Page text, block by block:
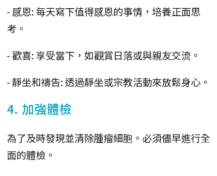
- 感恩: 每天寫下值得感恩的事情，培養正面思
考。
- 歡喜: 享受當下，如觀賞日落或與親友交流。
- 靜坐和禱告: 透過靜坐或宗教活動來放鬆身心。
4. 加強體檢
為了及時發現並清除腫瘤細胞。必須儘早進行全
面的體檢。